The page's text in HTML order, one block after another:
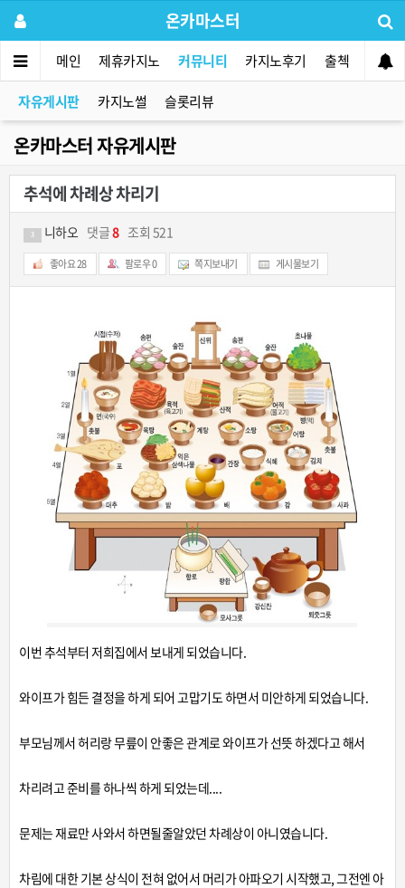
온카마스터
메인 제휴카지노 커뮤니티 카지노후기 출첵 먹튀
자유게시판 카지노썰 슬롯리뷰
온카마스터 자유게시판
추석에 차례상 차리기
3 니하오 댓글8 조회 521
좋아요28 팔로우0 쪽지보내기 게시물보기
이번 추석부터 저희집에서 보내게 되었습니다.
와이프가 힘든 결정을 하게 되어 고맙기도 하면서 미안하게 되었습니다.
부모님께서 허리랑 무릎이 안좋은 관계로 와이프가 선뜻 하겠다고 해서
차리려고 준비를 하나씩 하게 되었는데....
문제는 재료만 사와서 하면될줄알았던 차례상이 아니였습니다.
차림에 대한 기본 상식이 전혀 없어서 머리가 아파오기 시작했고, 그전엔 아